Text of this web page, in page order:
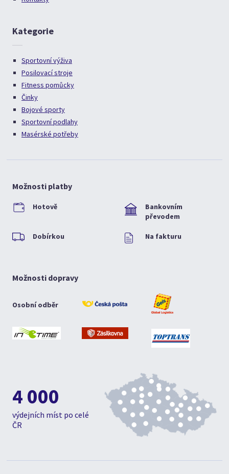
Kategorie
Sportovní výživa
Posilovací stroje
Fitness pomůcky
Činky
Bojové sporty
Sportovní podlahy
Masérské potřeby
Možnosti platby
Hotově
Bankovním
převodem
Dobírkou Na fakturu
Možnosti dopravy
Osobní odběr
4 000
výdejních míst po celé
ČR